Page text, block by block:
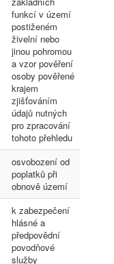
funkcí v území
postiženém
živelní nebo
jinou pohromou
a vzor pověření
osoby pověřené
krajem
zjišťováním
údajů nutných
pro zpracování
tohoto přehledu
osvobození od
poplatků při
obnově území
k zabezpečení
hlásné a
předpovědní
povodňové
služby